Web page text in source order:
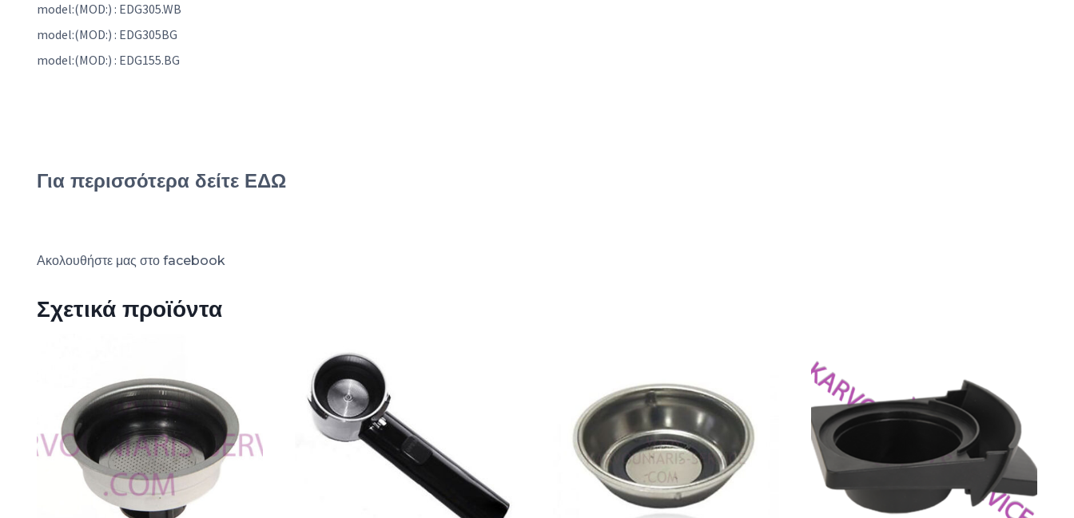
model:(MOD:) : EDG305.WB
model:(MOD:) : EDG305BG
model:(MOD:) : EDG155.BG
Για περισσότερα δείτε ΕΔΩ
Ακολουθήστε μας στο facebook
Σχετικά προϊόντα